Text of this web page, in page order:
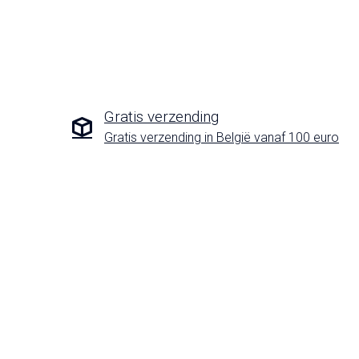
Gratis verzending
Gratis verzending in België vanaf 100 euro